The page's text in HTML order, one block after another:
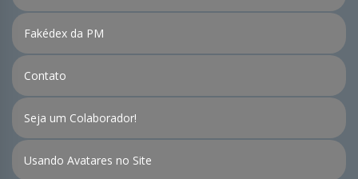
Fakédex da PM
Contato
Seja um Colaborador!
Usando Avatares no Site